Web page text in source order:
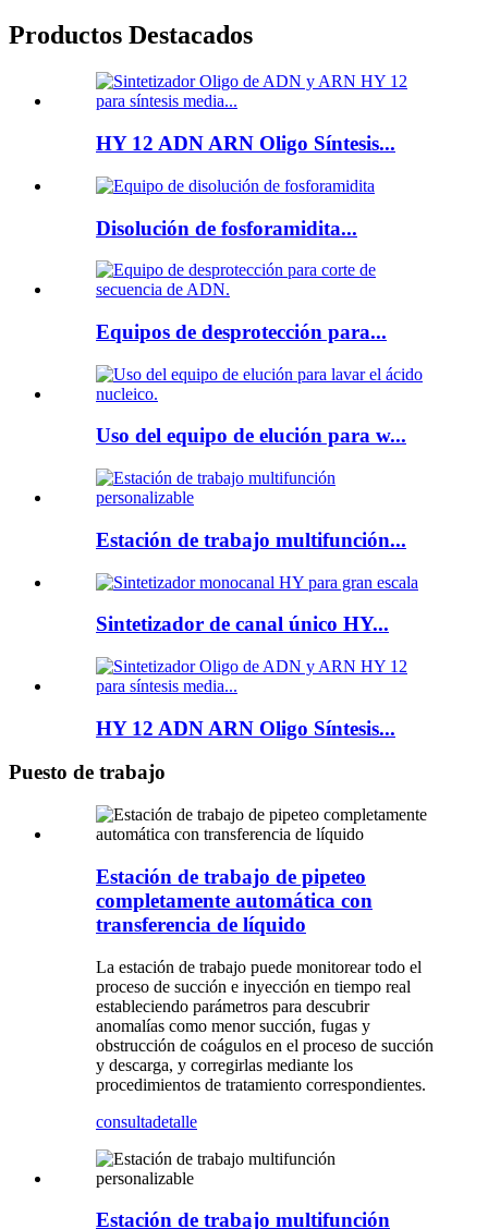
Productos Destacados
HY 12 ADN ARN Oligo Síntesis...
Disolución de fosforamidita...
Equipos de desprotección para...
Uso del equipo de elución para w...
Estación de trabajo multifunción...
Sintetizador de canal único HY...
HY 12 ADN ARN Oligo Síntesis...
Puesto de trabajo
Estación de trabajo de pipeteo
completamente automática con
transferencia de líquido
La estación de trabajo puede monitorear todo el
proceso de succión e inyección en tiempo real
estableciendo parámetros para descubrir
anomalías como menor succión, fugas y
obstrucción de coágulos en el proceso de succión
y descarga, y corregirlas mediante los
procedimientos de tratamiento correspondientes.
consultadetalle
Estación de trabajo multifunción